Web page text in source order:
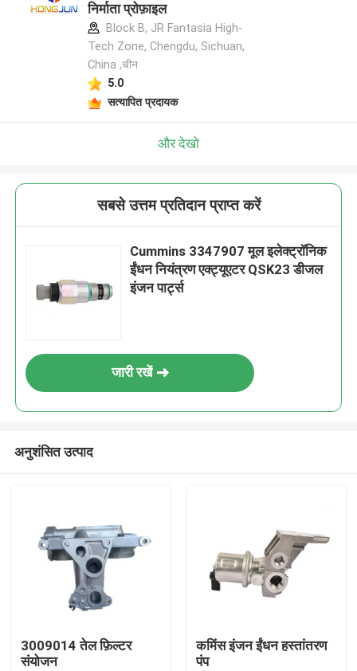
निर्माता प्रोफ़ाइल
Block B, JR Fantasia High-
Tech Zone, Chengdu, Sichuan,
China ,चीन
5.0
सत्यापित प्रदायक
और देखो
सबसे उत्तम प्रतिदान प्राप्त करें
Cummins 3347907 मूल इलेक्ट्रॉनिक
ईंधन नियंत्रण एक्ट्यूएटर QSK23 डीजल
इंजन पार्ट्स
जारी रखें
अनुशंसित उत्पाद
3009014 तेल फ़िल्टर
संयोजन
कमिंस इंजन ईंधन हस्तांतरण
पंप